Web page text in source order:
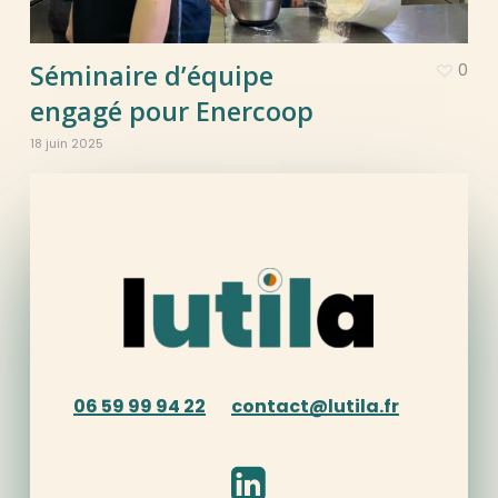
Séminaire d’équipe
engagé pour Enercoop
18 juin 2025
0
06 59 99 94 22 contact@lutila.fr